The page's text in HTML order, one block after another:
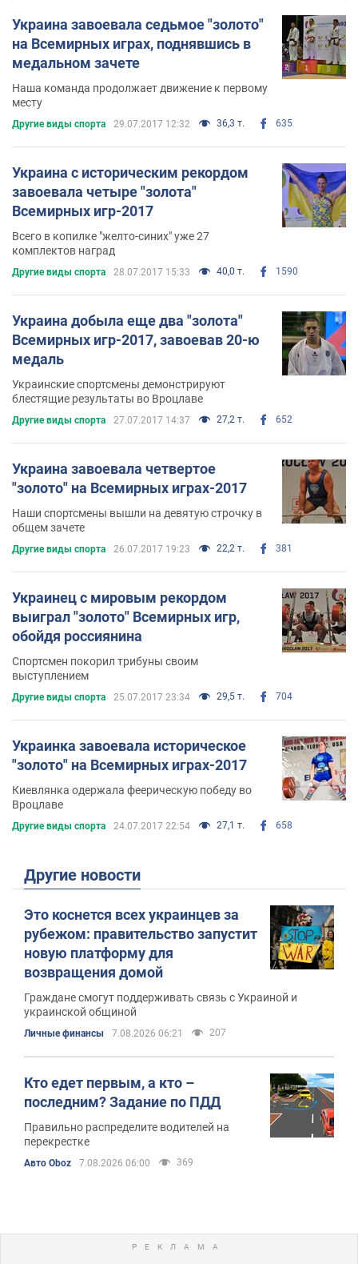
Украина завоевала седьмое "золото"
на Всемирных играх, поднявшись в
медальном зачете
Наша команда продолжает движение к первому
месту
Другие виды спорта 29.07.2017 12:32 36,3 т. 635
Украина с историческим рекордом
завоевала четыре "золота"
Всемирных игр-2017
Всего в копилке "желто-синих" уже 27
комплектов наград
Другие виды спорта 28.07.2017 15:33 40,0 т. 1590
Украина добыла еще два "золота"
Всемирных игр-2017, завоевав 20-ю
медаль
Украинские спортсмены демонстрируют
блестящие результаты во Вроцлаве
Другие виды спорта 27.07.2017 14:37 27,2 т. 652
Украина завоевала четвертое
"золото" на Всемирных играх-2017
Наши спортсмены вышли на девятую строчку в
общем зачете
Другие виды спорта 26.07.2017 19:23 22,2 т. 381
Украинец с мировым рекордом
выиграл "золото" Всемирных игр,
обойдя россиянина
Спортсмен покорил трибуны своим
выступлением
Другие виды спорта 25.07.2017 23:34 29,5 т. 704
Украинка завоевала историческое
"золото" на Всемирных играх-2017
Киевлянка одержала феерическую победу во
Вроцлаве
Другие виды спорта 24.07.2017 22:54 27,1 т. 658
Другие новости
Это коснется всех украинцев за
рубежом: правительство запустит
новую платформу для
возвращения домой
Граждане смогут поддерживать связь с Украиной и
украинской общиной
Личные финансы 7.08.2026 06:21 207
Кто едет первым, а кто –
последним? Задание по ПДД
Правильно распределите водителей на
перекрестке
Авто Oboz 7.08.2026 06:00 369